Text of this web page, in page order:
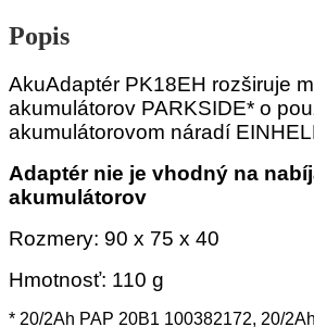
Popis
AkuAdaptér PK18EH rozširuje
akumulátorov PARKSIDE* o
akumulátorovom náradí
Adaptér nie je vhodný na
akumulátorov
Rozmery: 90 x 75 x 40
Hmotnosť: 110 g
* 20/2Ah PAP 20B1 100382172, 20/